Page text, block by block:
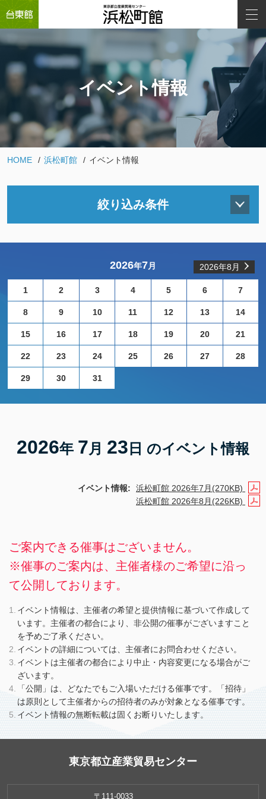
イベント情報
HOME 浜松町館 イベント情報
絞り込み条件
2026年7月 2026年8月
1 2 3 4 5 6 7
8 9 10 11 12 13 14
15 16 17 18 19 20 21
22 23 24 25 26 27 28
29 30 31
2026年 7月 23 日 のイベント情報
イベント情報:
浜松町館 2026年7月(270KB)
浜松町館 2026年8月(226KB)
ご案内できる催事はございません。
※催事のご案内は、主催者様のご希望に沿っ
て公開しております。
イベント情報は、主催者の希望と提供情報に基づいて作成して
います。主催者の都合により、非公開の催事がございますこと
を予めご了承ください。
イベントの詳細については、主催者にお問合わせください。
イベントは主催者の都合により中止・内容変更になる場合がご
ざいます。
「公開」は、どなたでもご入場いただける催事です。「招待」
は原則として主催者からの招待者のみが対象となる催事です。
イベント情報の無断転載は固くお断りいたします。
東京都立産業貿易センター
〒111-0033